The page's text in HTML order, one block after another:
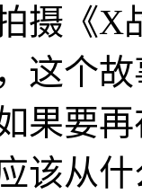
摄《X
这个
果要
该从